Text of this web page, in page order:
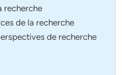
recherche
de la recherche
de recherche